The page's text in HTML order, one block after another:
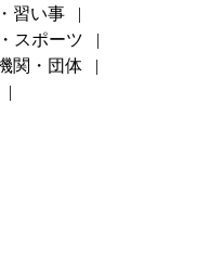
習い事
スポーツ
関・団体